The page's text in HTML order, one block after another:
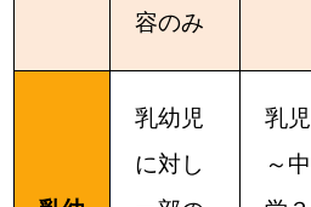
容のみ
乳幼児
に対し
乳児
～中